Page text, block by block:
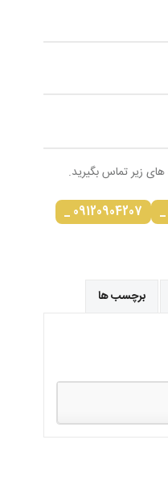
های زیر تماس بگیرید.
09120904207 _
برچسب ها